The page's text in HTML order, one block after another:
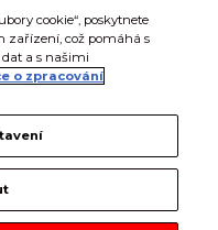
cookie“, poskytnete
zařízení, což pomáhá s
a s našimi
o zpracování